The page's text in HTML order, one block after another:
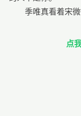
季唯真看着宋
点